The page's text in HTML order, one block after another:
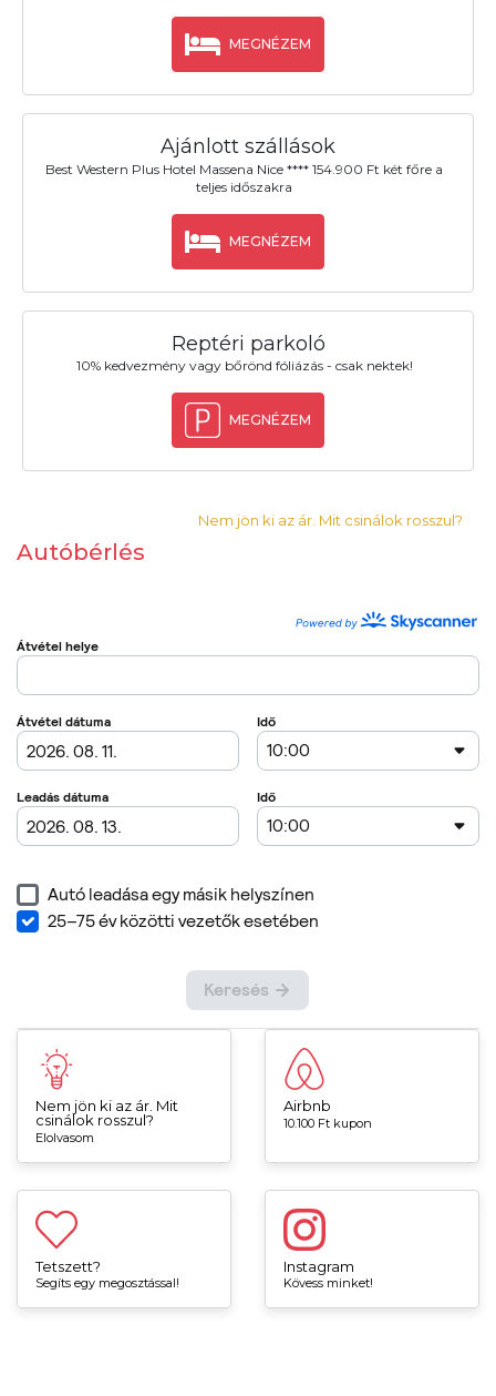
MEGNÉZEM
Ajánlott szállások
Best Western Plus Hotel Massena Nice **** 154.900 Ft két főre a
teljes időszakra
MEGNÉZEM
Reptéri parkoló
10% kedvezmény vagy bőrönd fóliázás - csak nektek!
MEGNÉZEM
Nem jön ki az ár. Mit csinálok rosszul?
Autóbérlés
Nem jön ki az ár. Mit
csinálok rosszul?
Elolvasom
Airbnb
10.100 Ft kupon
Tetszett?
Segíts egy megosztással!
Instagram
Kövess minket!